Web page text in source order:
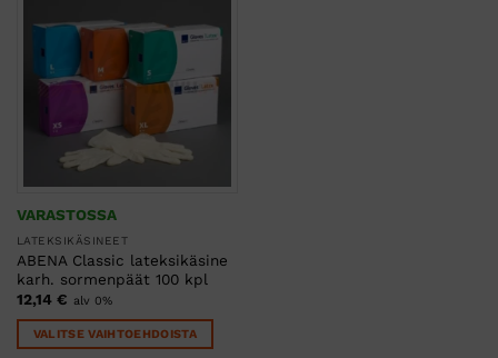
VARASTOSSA
LATEKSIKÄSINEET
ABENA Classic lateksikäsine
karh. sormenpäät 100 kpl
12,14 € alv 0%
VALITSE VAIHTOEHDOISTA